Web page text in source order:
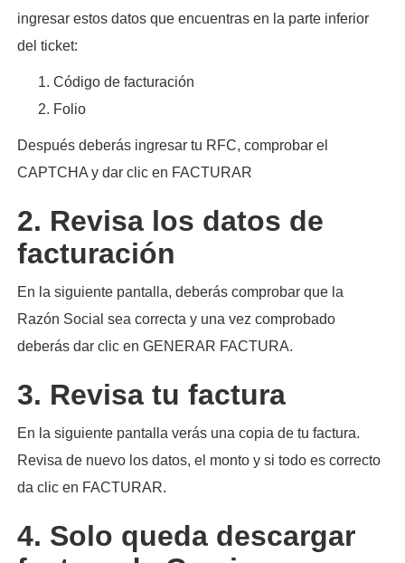
ingresar estos datos que encuentras en la parte inferior
del ticket:
Código de facturación
Folio
Después deberás ingresar tu RFC, comprobar el
CAPTCHA y dar clic en FACTURAR
2. Revisa los datos de
facturación
En la siguiente pantalla, deberás comprobar que la
Razón Social sea correcta y una vez comprobado
deberás dar clic en GENERAR FACTURA.
3. Revisa tu factura
En la siguiente pantalla verás una copia de tu factura.
Revisa de nuevo los datos, el monto y si todo es correcto
da clic en FACTURAR.
4. Solo queda descargar